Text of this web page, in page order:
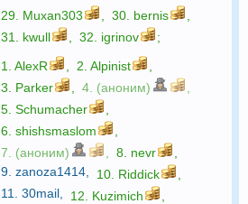
29. Muxan303 30. bernis
31. kwull 32. igrinov
;
1. AlexR 2. Alpinist
3. Parker 4. (аноним)
5. Schumacher
6. shishsmaslom
7. (аноним)
8. nevr
9. zanoza1414 10. Riddick
11. 30mail 12. Kuzimich